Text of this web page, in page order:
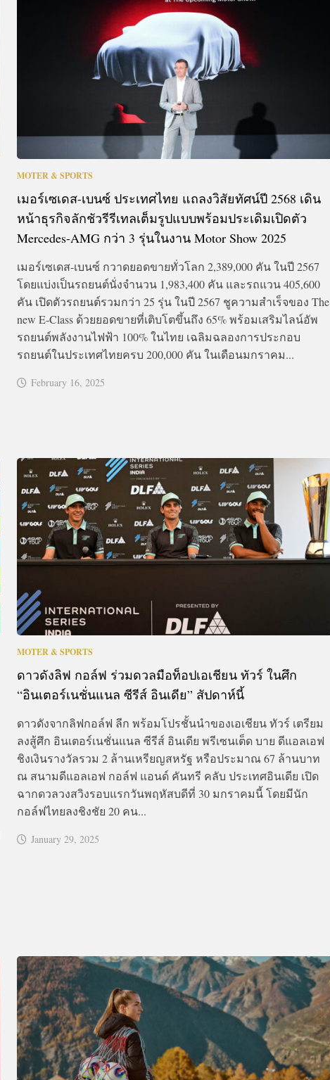
MOTER & SPORTS
เมอร์เซเดส-เบนซ์ ประเทศไทย แถลงวิสัยทัศน์ปี 2568 เดิน
หน้าธุรกิจลักชัวรีรีเทลเต็มรูปแบบพร้อมประเดิมเปิดตัว
Mercedes-AMG กว่า 3 รุ่นในงาน Motor Show 2025
เมอร์เซเดส-เบนซ์ กวาดยอดขายทั่วโลก 2,389,000 คัน ในปี 2567
โดยแบ่งเป็นรถยนต์นั่งจำนวน 1,983,400 คัน และรถแวน 405,600
คัน เปิดตัวรถยนต์รวมกว่า 25 รุ่น ในปี 2567 ชูความสำเร็จของ The
new E-Class ด้วยยอดขายที่เติบโตขึ้นถึง 65% พร้อมเสริมไลน์อัพ
รถยนต์พลังงานไฟฟ้า 100% ในไทย เฉลิมฉลองการประกอบ
รถยนต์ในประเทศไทยครบ 200,000 คัน ในเดือนมกราคม...
February 16, 2025
MOTER & SPORTS
ดาวดังลิฟ กอล์ฟ ร่วมดวลมือท็อปเอเชียน ทัวร์ ในศึก
“อินเตอร์เนชั่นแนล ซีรีส์ อินเดีย” สัปดาห์นี้
ดาวดังจากลิฟกอล์ฟ ลีก พร้อมโปรชั้นนำของเอเชียน ทัวร์ เตรียม
ลงสู้ศึก อินเตอร์เนชั่นแนล ซีรีส์ อินเดีย พรีเซนเต็ด บาย ดีแอลเอฟ
ชิงเงินรางวัลรวม 2 ล้านเหรียญสหรัฐ หรือประมาณ 67 ล้านบาท
ณ สนามดีแอลเอฟ กอล์ฟ แอนด์ คันทรี คลับ ประเทศอินเดีย เปิด
ฉากดวลวงสวิงรอบแรกวันพฤหัสบดีที่ 30 มกราคมนี้ โดยมีนัก
กอล์ฟไทยลงชิงชัย 20 คน...
January 29, 2025